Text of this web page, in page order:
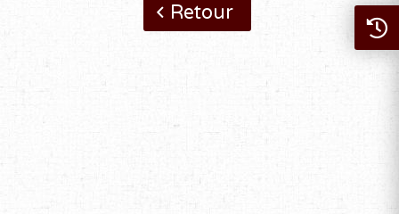
Retour